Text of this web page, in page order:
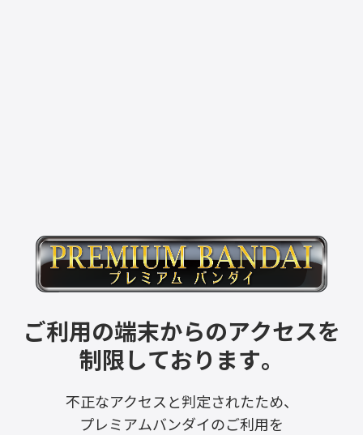
ご利用の端末からのアクセスを
制限しております。
不正なアクセスと判定されたため、
プレミアムバンダイのご利用を